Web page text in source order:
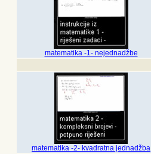
matematika -1- nejednadžbe
matematika -2- kvadratna jednadžba